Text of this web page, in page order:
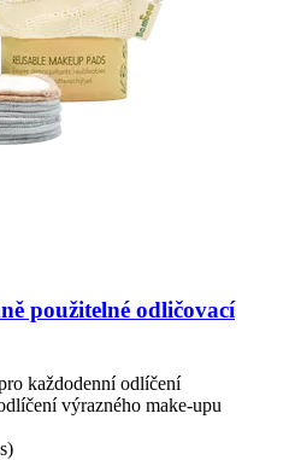
použitelné odličovací
každodenní odlíčení
výrazného make-upu